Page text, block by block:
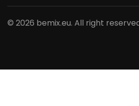
© 2026 bemix.eu. All right